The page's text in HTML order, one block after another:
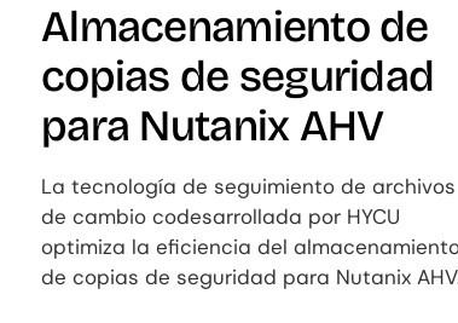
Almacenamiento de
copias de seguridad
para Nutanix AHV
La tecnología de seguimiento de archivos
de cambio codesarrollada por HYCU
optimiza la eficiencia del
de copias de seguridad para Nutanix